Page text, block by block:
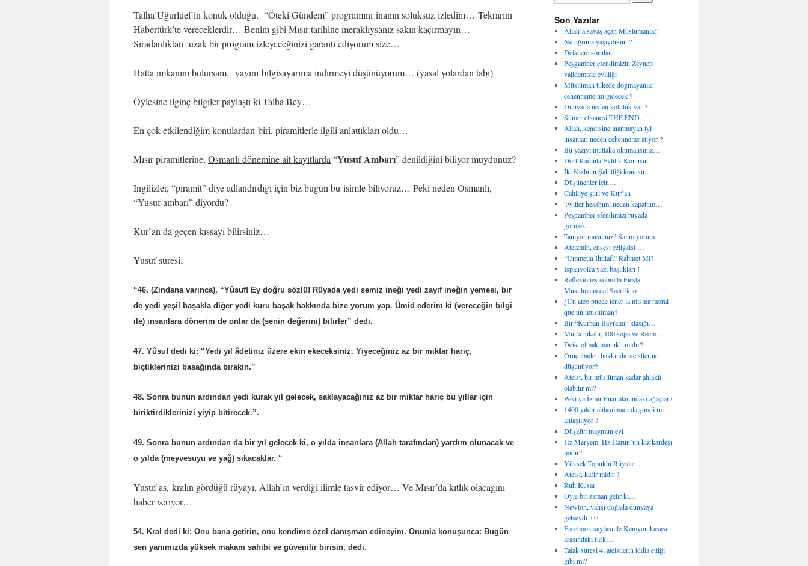
Talha Uğurluel’in konuk olduğu, “Öteki Gündem” programını inanın soluksuz izledim… Tekrarını
Habertürk’te vereceklerdir… Benim gibi Mısır tarihine meraklıysanız sakın kaçırmayın…
Sıradanlıktan uzak bir program izleyeceğinizi garanti ediyorum size…
Hatta imkanını bulursam, yayını bilgisayarıma indirmeyi düşünüyorum… (yasal yolardan tabi)
Öylesine ilginç bilgiler paylaştı ki Talha Bey…
En çok etkilendiğim konulardan biri, piramitlerle ilgili anlattıkları oldu…
Mısır piramitlerine, Osmanlı dönemine ait kayıtlarda “Yusuf Ambarı” denildiğini biliyor muydunuz?
İngilizler, “piramit” diye adlandırdığı için biz bugün bu isimle biliyoruz… Peki neden Osmanlı,
“Yusuf ambarı” diyordu?
Kur’an da geçen kıssayı bilirsiniz…
Yusuf suresi;
“46. (Zindana varınca), “Yûsuf! Ey doğru sözlü! Rüyada yedi semiz ineği yedi zayıf ineğin yemesi, bir
de yedi yeşil başakla diğer yedi kuru başak hakkında bize yorum yap. Ümid ederim ki (vereceğin bilgi
ile) insanlara dönerim de onlar da (senin değerini) bilirler” dedi.
47. Yûsuf dedi ki: “Yedi yıl âdetiniz üzere ekin ekeceksiniz. Yiyeceğiniz az bir miktar hariç,
biçtiklerinizi başağında bırakın.”
48. Sonra bunun ardından yedi kurak yıl gelecek, saklayacağınız az bir miktar hariç bu yıllar için
biriktirdiklerinizi yiyip bitirecek.”.
49. Sonra bunun ardından da bir yıl gelecek ki, o yılda insanlara (Allah tarafından) yardım olunacak ve
o yılda (meyvesuyu ve yağ) sıkacaklar. “
Yusuf as, kralın gördüğü rüyayı, Allah’ın verdiği ilimle tasvir ediyor… Ve Mısır’da kıtlık olacağını
haber veriyor…
54. Kral dedi ki: Onu bana getirin, onu kendime özel danışman edineyim. Onunla konuşunca: Bugün
sen yanımızda yüksek makam sahibi ve güvenilir birisin, dedi.
Son Yazılar
Allah’a savaş açan Müslümanlar!
Ne uğruna yaşıyorsun ?
Deistlere sorular…
Peygamber efendimizin Zeynep
validemizle evliliği
Müslüman ülkede doğmayanlar
cehenneme mi gidecek ?
Dünyada neden kötülük var ?
Sümer efsanesi THE END.
Allah, kendisine inanmayan iyi
insanları neden cehenneme atıyor ?
Bu yazıyı mutlaka okumalısınız…
Dört Kadınla Evlilik Konusu…
İki Kadının Şahitliği konusu…
Düşünenler için…
Cahiliye şiiri ve Kur’an
Twitter hesabımı neden kapattım…
Peygamber efendimizi rüyada
görmek…
Tanıyor musunuz? Sanmıyorum…
Ateizmin, ensest çelişkisi …
“Ümmetin İhtilafı” Rahmet Mi?
İspanyolca yazı başlıkları !
Reflexiones sobre la Fiesta
Musulmana del Sacrificio
¿Un ateo puede tener la misma moral
que un musulmán?
Bir “Kurban Bayramı” klasiği…
Mut’a nikahı, 100 sopa ve Recm…
Deist olmak mantıklı mıdır?
Oruç ibadeti hakkında ateistler ne
düşünüyor?
Ateist, bir müslüman kadar ahlaklı
olabilir mi?
Peki ya İzmir Fuar alanındaki ağaçlar?
1400 yıldır anlaşılmadı da,şimdi mi
anlaşılıyor ?
Düşkün maymun evi
Hz Meryem, Hz Harun’un kız kardeşi
midir?
Yüksek Topuklu Rüyalar…
Ateist, kafir midir ?
Ruh Kusar
Öyle bir zaman gelir ki…
Newton, vahşi doğada dünyaya
gelseydi ???
Facebook sayfası ile Kamyon kasası
arasındaki fark…
Talak suresi 4, ateistlerin iddia ettiği
gibi mi?